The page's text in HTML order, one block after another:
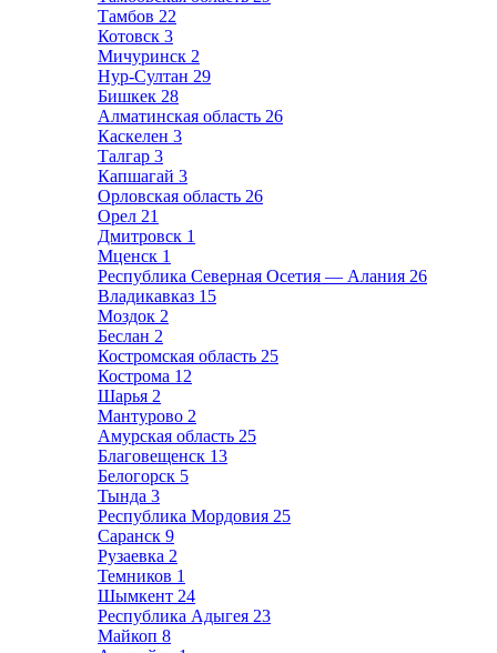
Тамбов 22
Котовск 3
Мичуринск 2
Нур-Султан 29
Бишкек 28
Алматинская область 26
Каскелен 3
Талгар 3
Капшагай 3
Орловская область 26
Орел 21
Дмитровск 1
Мценск 1
Республика Северная Осетия — Алания 26
Владикавказ 15
Моздок 2
Беслан 2
Костромская область 25
Кострома 12
Шарья 2
Мантурово 2
Амурская область 25
Благовещенск 13
Белогорск 5
Тында 3
Республика Мордовия 25
Саранск 9
Рузаевка 2
Темников 1
Шымкент 24
Республика Адыгея 23
Майкоп 8